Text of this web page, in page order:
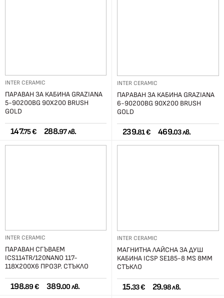
INTER CERAMIC
ПАРАВАН ЗА КАБИНА GRAZIANA
5-90200BG 90Х200 BRUSH
GOLD
147.75 € 288.97 лв.
INTER CERAMIC
ПАРАВАН ЗА КАБИНА GRAZIANA
6-90200BG 90Х200 BRUSH
GOLD
239.81 € 469.03 лв.
INTER CERAMIC
ПАРАВАН СГЪВАЕМ
ICS114TR/120NANO 117-
118Х200Х6 ПРОЗР. СТЪКЛО
198.89 € 389.00 лв.
INTER CERAMIC
МАГНИТНА ЛАЙСНА ЗА ДУШ
КАБИНА ICSP SE185-8 MS 8ММ
СТЪКЛО
15.33 € 29.98 лв.